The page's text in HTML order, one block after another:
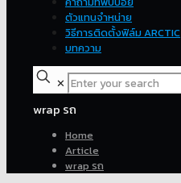
ตัวแทนจำหน่าย
วิธีการติดตั้งฟิล์ม ARCTIC
บทความ
✕
wrap รถ
Home
Article
wrap รถ